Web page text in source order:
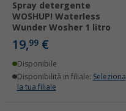
Spray detergente
WOSHUP! Waterless
Wunder Wosher 1 litro
19,99 €
Disponibile
Disponibilità in filiale: Seleziona
la tua filiale